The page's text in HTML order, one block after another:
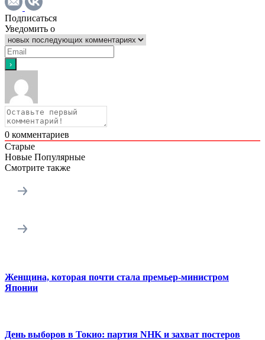
Подписаться
Уведомить о
0 комментариев
Старые
Новые Популярные
Смотрите также
Женщина, которая почти стала премьер-министром
Японии
День выборов в Токио: партия NHK и захват постеров